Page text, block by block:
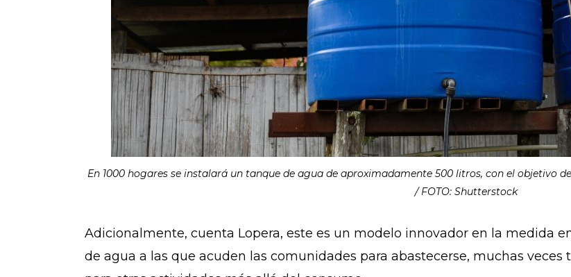
En 1000 hogares se instalará un tanque de agua de aproximadamente 500 litros, con el objetivo
/ FOTO: Shutterstock
Adicionalmente, cuenta Lopera, este es un modelo innovador en la medida
de agua a las que acuden las comunidades para abastecerse, muchas